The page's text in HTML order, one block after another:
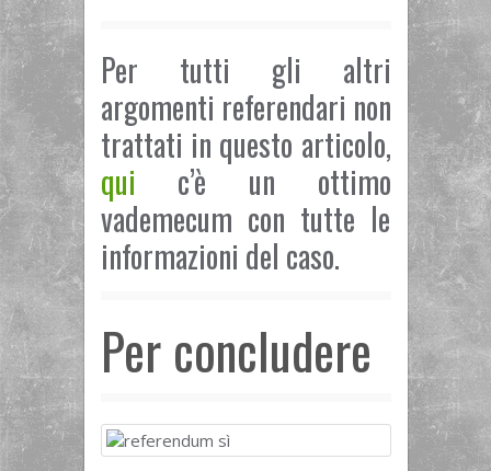
Per tutti gli altri
argomenti referendari non
trattati in questo articolo,
qui c’è un ottimo
vademecum con tutte le
informazioni del caso.
Per concludere